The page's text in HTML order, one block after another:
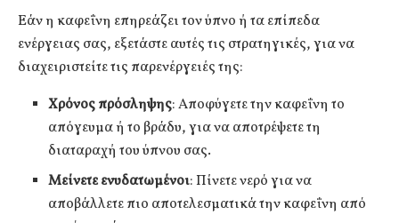
Εάν η καφεΐνη επηρεάζει τον ύπνο ή τα επίπεδα
ενέργειας σας, εξετάστε αυτές τις στρατηγικές, για να
διαχειριστείτε τις παρενέργειές της:
Χρόνος πρόσληψης: Αποφύγετε την καφεΐνη το
απόγευμα ή το βράδυ, για να αποτρέψετε τη
διαταραχή του ύπνου σας.
Μείνετε ενυδατωμένοι: Πίνετε νερό για να
αποβάλλετε πιο αποτελεσματικά την καφεΐνη από